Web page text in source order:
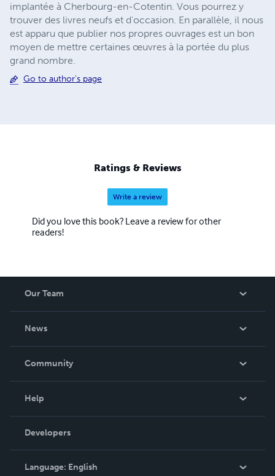
implantée à Cherbourg-en-Cotentin. Vous pourrez y
trouver des livres neufs et d'occasion. En parallèle, il nous
est apparu que publier nos propres ouvrages est un bon
moyen de mettre certaines œuvres à la portée du plus
grand nombre.
Go to author's page
Ratings & Reviews
Write a review
Did you love this book? Leave a review for other
readers!
Our Team
News
In The News
Community
Podcast
Help
Order Lookup
Knowledge Base
Contact Support
Developers
Language: English